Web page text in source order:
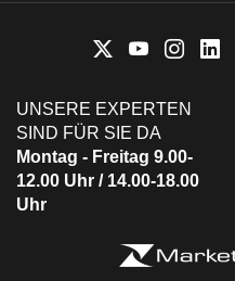
UNSERE EXPERTEN
SIND FÜR SIE DA
Montag - Freitag 9.00-
12.00 Uhr / 14.00-18.00
Uhr